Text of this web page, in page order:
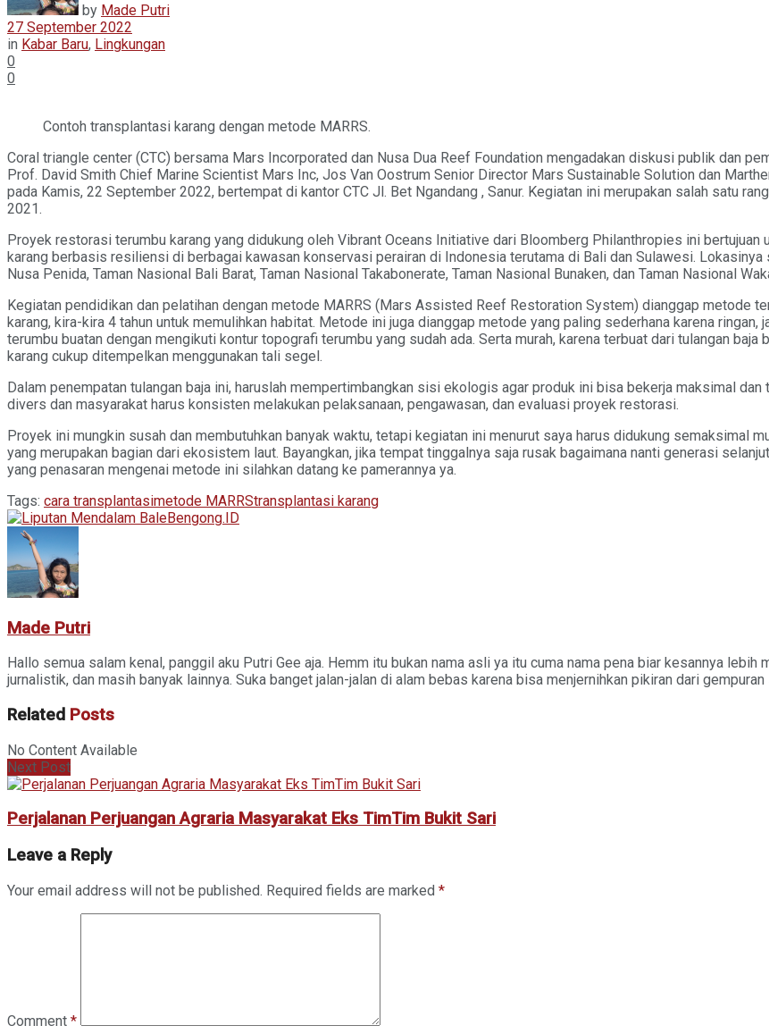
by Made Putri
27 September 2022
in Kabar Baru, Lingkungan
0
0
Contoh transplantasi karang dengan metode MARRS.
Coral triangle center (CTC) bersama Mars Incorporated dan Nusa Dua Reef Foundation mengadakan diskusi publik dan
Prof. David Smith Chief Marine Scientist Mars Inc, Jos Van Oostrum Senior Director Mars Sustainable Solution dan
pada Kamis, 22 September 2022, bertempat di kantor CTC Jl. Bet Ngandang , Sanur. Kegiatan ini merupakan salah satu
2021.
Proyek restorasi terumbu karang yang didukung oleh Vibrant Oceans Initiative dari Bloomberg Philanthropies ini
karang berbasis resiliensi di berbagai kawasan konservasi perairan di Indonesia terutama di Bali dan Sulawesi. Lokasinya
Nusa Penida, Taman Nasional Bali Barat, Taman Nasional Takabonerate, Taman Nasional Bunaken, dan Taman Nasional
Kegiatan pendidikan dan pelatihan dengan metode MARRS (Mars Assisted Reef Restoration System) dianggap metode
karang, kira-kira 4 tahun untuk memulihkan habitat. Metode ini juga dianggap metode yang paling sederhana karena
terumbu buatan dengan mengikuti kontur topografi terumbu yang sudah ada. Serta murah, karena terbuat dari tulangan
karang cukup ditempelkan menggunakan tali segel.
Dalam penempatan tulangan baja ini, haruslah mempertimbangkan sisi ekologis agar produk ini bisa bekerja maksimal
divers dan masyarakat harus konsisten melakukan pelaksanaan, pengawasan, dan evaluasi proyek restorasi.
Proyek ini mungkin susah dan membutuhkan banyak waktu, tetapi kegiatan ini menurut saya harus didukung semaksimal
yang merupakan bagian dari ekosistem laut. Bayangkan, jika tempat tinggalnya saja rusak bagaimana nanti generasi
yang penasaran mengenai metode ini silahkan datang ke pamerannya ya.
Tags: cara transplantasimetode MARRStransplantasi karang
Made Putri
Hallo semua salam kenal, panggil aku Putri Gee aja. Hemm itu bukan nama asli ya itu cuma nama pena biar kesannya
jurnalistik, dan masih banyak lainnya. Suka banget jalan-jalan di alam bebas karena bisa menjernihkan pikiran dari
Related Posts
No Content Available
Next Post
Perjalanan Perjuangan Agraria Masyarakat Eks TimTim Bukit Sari
Leave a Reply
Your email address will not be published. Required fields are marked *
Comment *